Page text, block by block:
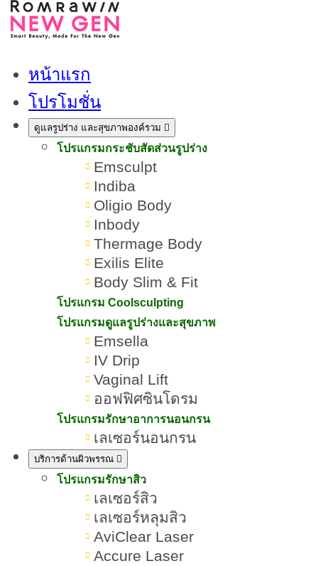
หน้าแรก
โปรโมชั่น
ดูแลรูปร่าง และสุขภาพองค์รวม
โปรแกรมกระชับสัดส่วนรูปร่าง
Emsculpt
Indiba
Oligio Body
Inbody
Thermage Body
Exilis Elite
Body Slim & Fit
โปรแกรม Coolsculpting
โปรแกรมดูแลรูปร่างและสุขภาพ
Emsella
IV Drip
Vaginal Lift
ออฟฟิศซินโดรม
โปรแกรมรักษาอาการนอนกรน
เลเซอร์นอนกรน
บริการด้านผิวพรรณ
โปรแกรมรักษาสิว
เลเซอร์สิว
เลเซอร์หลุมสิว
AviClear Laser
Accure Laser
สิว (Acne) เกิดจากอะไร? เจาะ
ลึกวิธีรักษาอย่างถูกวิธี
ทีมผู้เชี่ยวชาญ ROMRAWIN CLINIC